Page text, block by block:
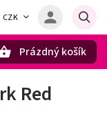
CZK
Prázdný košík
Red